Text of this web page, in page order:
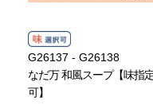
G26137 - G26138
なだ万 和風スープ【味指
可】